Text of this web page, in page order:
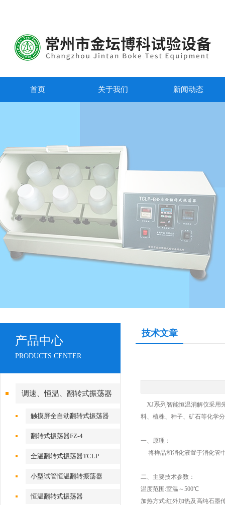
首页 关于我们 新闻动态
产品中心
PRODUCTS CENTER
调速、恒温、翻转式振荡器
触摸屏全自动翻转式振荡器
翻转式振荡器FZ-4
全温翻转式振荡器TCLP
小型试管恒温翻转振荡器
恒温翻转式振荡器
技术文章
XJ系列 智能恒温消解仪采用
料、植株、种子、矿石等化学
一、原理：
将样品和消化液置于消化管
二、主要技术参数：
温度范围:室温～500℃
加热方式:红外加热及高纯石墨